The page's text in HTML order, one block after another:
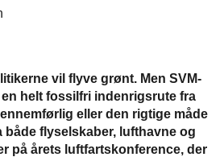
vil flyve grønt. Men SVM-
helt fossilfri indenrigsrute fra
eller den rigtige måde
både flyselskaber, lufthavne og
på årets luftfartskonference, der